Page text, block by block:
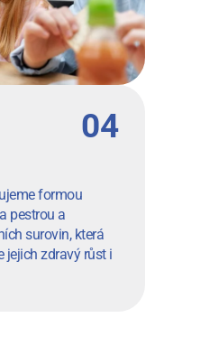
formou
pestrou a
surovin, která
jejich zdravý růst i